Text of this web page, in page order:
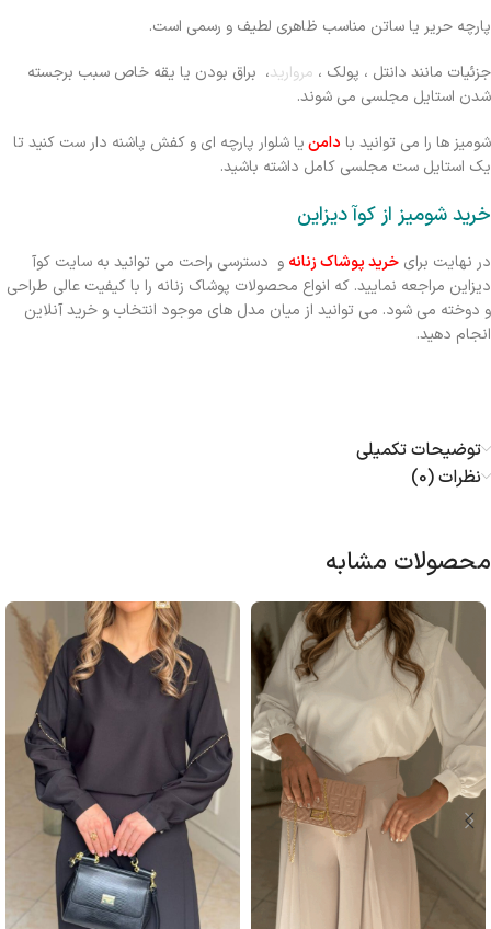
پارچه حریر یا ساتن مناسب ظاهری لطیف و رسمی است.
جزئیات مانند دانتل ، پولک ، مروارید، براق بودن یا یقه خاص سبب برجسته
شدن استایل مجلسی می شوند.
شومیز ها را می توانید با دامنیا شلوار پارچه ای و کفش پاشنه دار ست کنید تا
یک استایل ست مجلسی کامل داشته باشید.
خرید شومیز از کوآ دیزاین
در نهایت برای خرید پوشاک زنانه و دسترسی راحت می توانید به سایت کوآ
دیزاین مراجعه نمایید. که انواع محصولات پوشاک زنانه را با کیفیت عالی طراحی
و دوخته می شود. می توانید از میان مدل های موجود انتخاب و خرید آنلاین
انجام دهید.
توضیحات تکمیلی
نظرات (0)
محصولات مشابه